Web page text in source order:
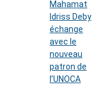
Mahamat
Idriss Deby
échange
avec le
nouveau
patron de
l’UNOCA